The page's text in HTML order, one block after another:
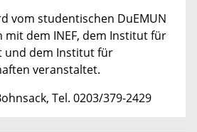
vom studentischen DuEMUN
mit dem INEF, dem Institut für
und dem Institut für
veranstaltet.
Tel. 0203/379-2429